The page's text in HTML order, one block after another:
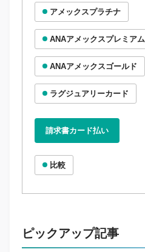
アメックスプラチナ
ANAアメックスプレミアム
ANAアメックスゴールド
ラグジュアリーカード
請求書カード払い
比較
ピックアップ記事